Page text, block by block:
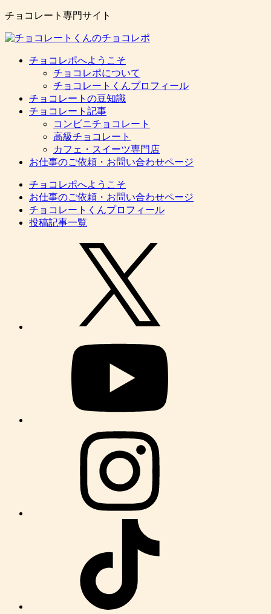
チョコレート専門サイト
チョコレポへようこそ
チョコレポについて
チョコレートくんプロフィール
チョコレートの豆知識
チョコレート記事
コンビニチョコレート
高級チョコレート
カフェ・スイーツ専門店
お仕事のご依頼・お問い合わせページ
チョコレポへようこそ
お仕事のご依頼・お問い合わせページ
チョコレートくんプロフィール
投稿記事一覧